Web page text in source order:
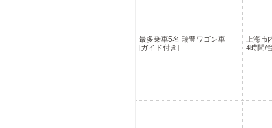
最多乗車5名 瑞豊ワゴン車
[ガイド付き]
上海市
4時間/